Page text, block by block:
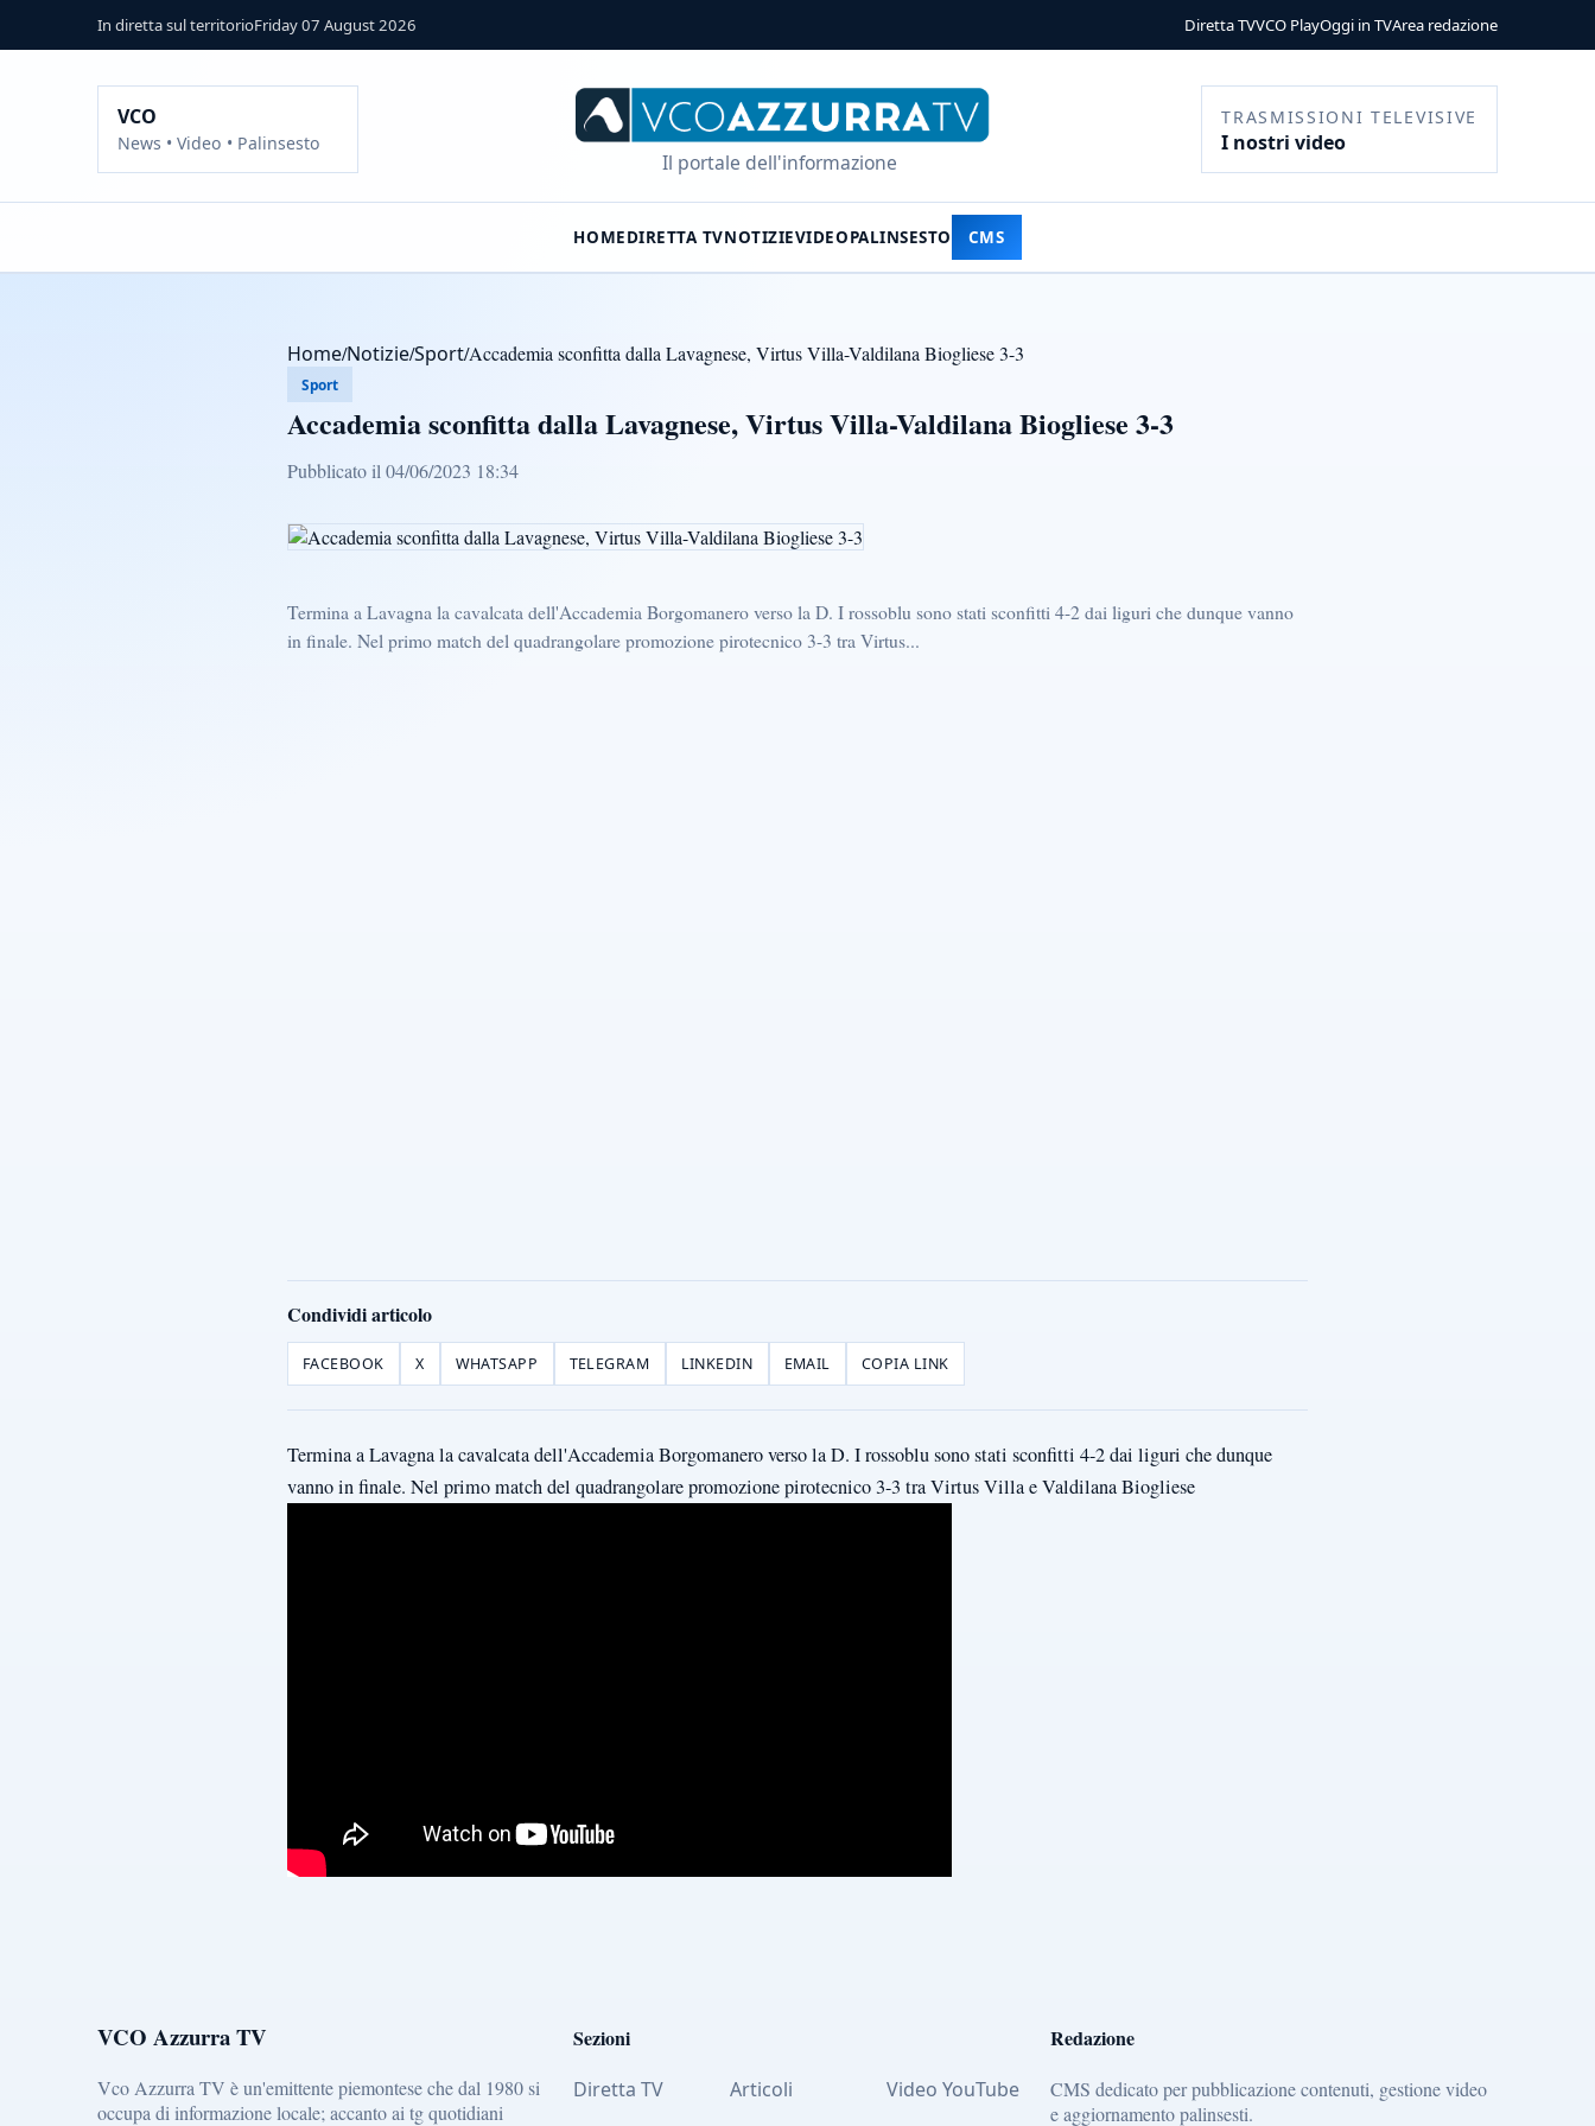
In diretta sul territorioFriday 07 August 2026 Diretta TVVCO PlayOggi in TVArea redazione
VCO
News • Video • Palinsesto
Il portale dell'informazione
TRASMISSIONI TELEVISIVE
I nostri video
HOMEDIRETTA TVNOTIZIEVIDEOPALINSESTO CMS
Home/Notizie/Sport/Accademia sconfitta dalla Lavagnese, Virtus Villa-Valdilana Biogliese 3-3
Sport
Accademia sconfitta dalla Lavagnese, Virtus Villa-Valdilana Biogliese 3-3
Pubblicato il 04/06/2023 18:34
Termina a Lavagna la cavalcata dell'Accademia Borgomanero verso la D. I rossoblu sono stati sconfitti 4-2 dai liguri che dunque vanno
in finale. Nel primo match del quadrangolare promozione pirotecnico 3-3 tra Virtus...
Condividi articolo
FACEBOOK X WHATSAPP TELEGRAM LINKEDIN EMAIL COPIA LINK
Termina a Lavagna la cavalcata dell'Accademia Borgomanero verso la D. I rossoblu sono stati sconfitti 4-2 dai liguri che dunque
vanno in finale. Nel primo match del quadrangolare promozione pirotecnico 3-3 tra Virtus Villa e Valdilana Biogliese
VCO Azzurra TV
Vco Azzurra TV è un'emittente piemontese che dal 1980 si
occupa di informazione locale; accanto ai tg quotidiani
Sezioni
Diretta TV Articoli
Video YouTube
Redazione
CMS dedicato per pubblicazione contenuti, gestione video
e aggiornamento palinsesti.